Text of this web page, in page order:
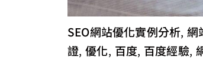
SEO網站優化實例分析,網
證,優化, 百度, 百度經驗,